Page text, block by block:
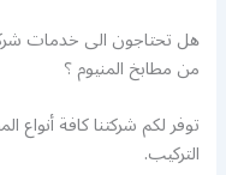
هل تحتاجون الى خدمات
من مطابخ المنيوم ؟
توفر لكم شركتنا كافة
التركيب.